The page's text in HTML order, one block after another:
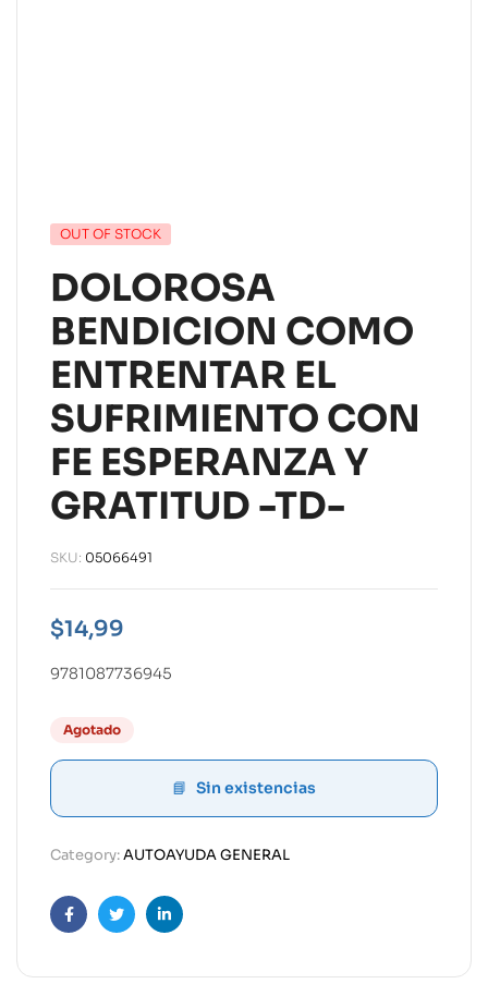
OUT OF STOCK
DOLOROSA
BENDICION COMO
ENTRENTAR EL
SUFRIMIENTO CON
FE ESPERANZA Y
GRATITUD -TD-
SKU: 05066491
$14,99
9781087736945
Agotado
Sin existencias
Category:AUTOAYUDA GENERAL
FacebookTwitterLinkedin